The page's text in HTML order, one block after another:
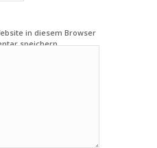
in diesem Browser
speichern.